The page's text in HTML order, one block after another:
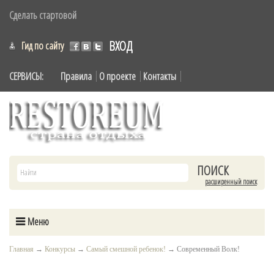
Сделать стартовой
ВХОД
Гид по сайту
СЕРВИСЫ: Правила О проекте Контакты
расширенный поиск
Меню
Главная → Конкурсы → Самый смешной ребенок! → Современный Волк!